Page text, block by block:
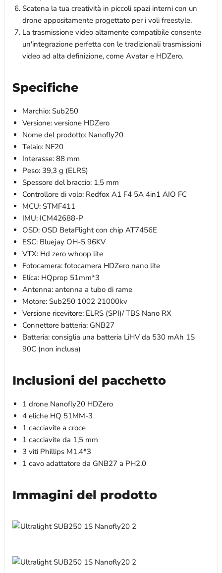
Scatena la tua creatività in piccoli spazi interni con un
drone appositamente progettato per i voli freestyle.
La trasmissione video altamente compatibile consente
un'integrazione perfetta con le tradizionali trasmissioni
video ad alta definizione, come Avatar e HDZero.
Specifiche
Marchio: Sub250
Versione: versione HDZero
Nome del prodotto: Nanofly20
Telaio: NF20
Interasse: 88 mm
Peso: 39,3 g (ELRS)
Spessore del braccio: 1,5 mm
Controllore di volo: Redfox A1 F4 5A 4in1 AIO FC
MCU: STMF411
IMU: ICM42688-P
OSD: OSD BetaFlight con chip AT7456E
ESC: Bluejay OH-5 96KV
VTX: Hd zero whoop lite
Fotocamera: fotocamera HDZero nano lite
Elica: HQprop 51mm*3
Antenna: antenna a tubo di rame
Motore: Sub250 1002 21000kv
Versione ricevitore: ELRS (SPI)/ TBS Nano RX
Connettore batteria: GNB27
Batteria: consiglia una batteria LiHV da 530 mAh 1S
90C (non inclusa)
Inclusioni del pacchetto
1 drone Nanofly20 HDZero
4 eliche HQ 51MM-3
1 cacciavite a croce
1 cacciavite da 1,5 mm
3 viti Phillips M1.4*3
1 cavo adattatore da GNB27 a PH2.0
Immagini del prodotto